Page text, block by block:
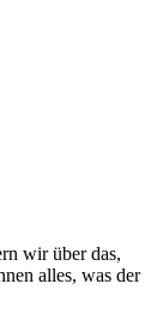
wir über das,
alles, was der